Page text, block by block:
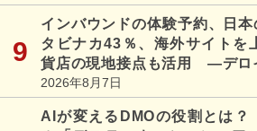
インバウンドの体験予約、日
タビナカ43％、海外サイトを
貨店の現地接点も活用 ―デロ
2026年8月7日
AIが変えるDMOの役割とは